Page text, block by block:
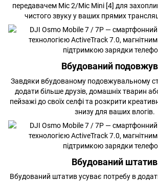
передавачем Mic 2/Mic Mini [4] для
чистого звуку у ваших прямих
Вбудований
Завдяки вбудованому подовжувальному
додати більше друзів, домашніх тварин
пейзажі до своїх селфі та розкрити
знизу для ваших влогів.
Вбудований штатив
Вбудований штатив усуває потребу в